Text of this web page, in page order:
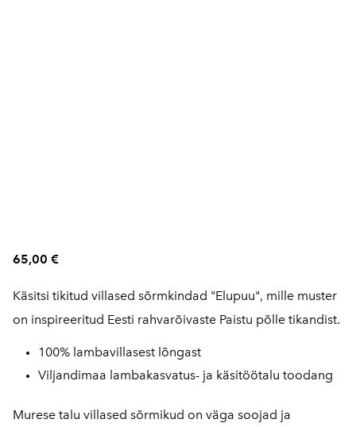
65,00 €
Käsitsi tikitud villased sõrmkindad "Elupuu", mille muster
on inspireeritud Eesti rahvarõivaste Paistu põlle tikandist.
100% lambavillasest lõngast
Viljandimaa lambakasvatus- ja käsitöötalu toodang
Murese talu villased sõrmikud on väga soojad ja